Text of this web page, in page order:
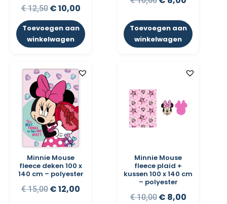
€12,50 €10,00
Toevoegen aan
winkelwagen
Toevoegen aan
winkelwagen
Minnie Mouse
fleece deken 100 x
140 cm – polyester
€15,00 €12,00
Minnie Mouse
fleece plaid +
kussen 100 x 140 cm
– polyester
€10,00 € 8,00